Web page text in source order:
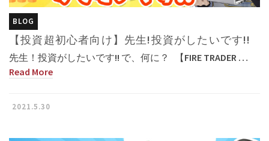
BLOG
【投資超初心者向け】先生!投資がしたいです!!
先生！投資がしたいです!! で、何に？ 【FIRE TRADER …
Read More
2021.5.30